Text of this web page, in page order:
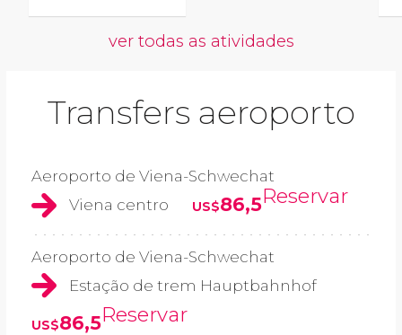
ver todas as atividades
Transfers aeroporto
Aeroporto de Viena-Schwechat
Viena centro
US$86,5Reservar
Aeroporto de Viena-Schwechat
Estação de trem Hauptbahnhof
US$86,5Reservar